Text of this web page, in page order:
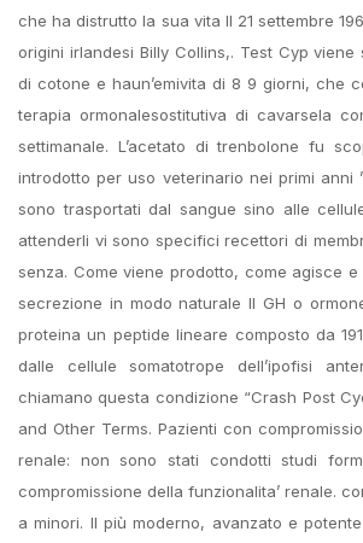
che ha distrutto la sua vita Il 21 settembre
origini irlandesi Billy Collins,. Test Cyp
di cotone e haun’emivita di 8 9 giorni, che
terapia ormonalesostitutiva di cavarsela
settimanale. L’acetato di trenbolone fu
introdotto per uso veterinario nei primi anni
sono trasportati dal sangue sino alle
attenderli vi sono specifici recettori di
senza. Come viene prodotto, come agisce
secrezione in modo naturale Il GH o
proteina un peptide lineare composto da
dalle cellule somatotrope dell’ipofisi
chiamano questa condizione “Crash Post
and Other Terms. Pazienti con
renale: non sono stati condotti studi
compromissione della funzionalita’ renale.
a minori. Il più moderno, avanzato e